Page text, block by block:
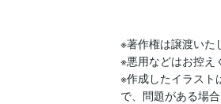
※著作権は譲渡いた
※悪用などはお控え
※作成したイラスト
で、問題がある場